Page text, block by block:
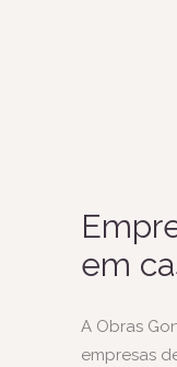
em
A Obras
empresas